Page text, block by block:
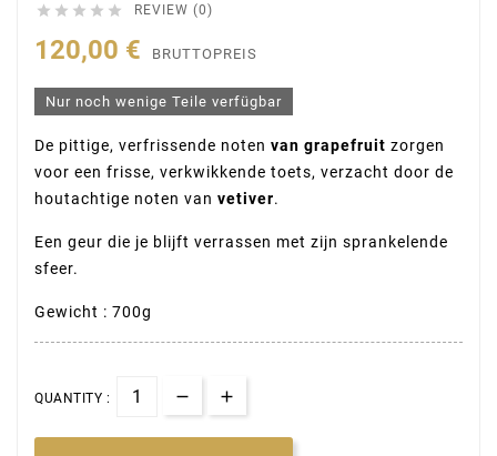
     REVIEW (0)
120,00 € BRUTTOPREIS
Nur noch wenige Teile verfügbar
De pittige, verfrissende noten van grapefruit zorgen
voor een frisse, verkwikkende toets, verzacht door de
houtachtige noten van vetiver.
Een geur die je blijft verrassen met zijn sprankelende
sfeer.
Gewicht : 700g
QUANTITY :